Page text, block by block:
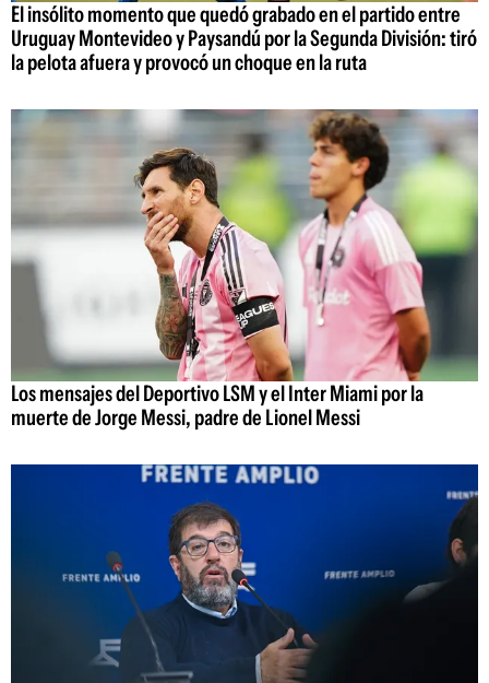
El insólito momento que quedó grabado en el partido entre
Uruguay Montevideo y Paysandú por la Segunda División: tiró
la pelota afuera y provocó un choque en la ruta
Los mensajes del Deportivo LSM y el Inter Miami por la
muerte de Jorge Messi, padre de Lionel Messi